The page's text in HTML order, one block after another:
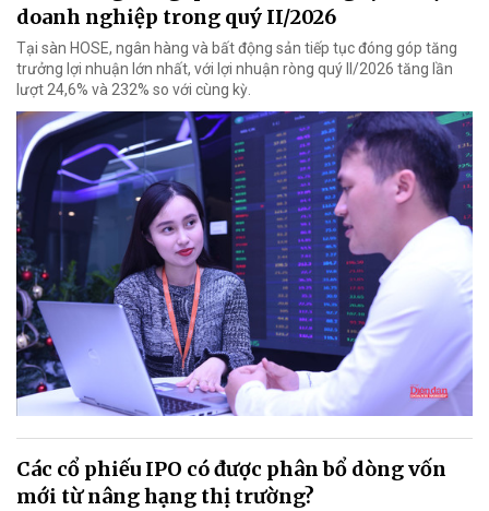
doanh nghiệp trong quý II/2026
Tại sàn HOSE, ngân hàng và bất động sản tiếp tục đóng góp tăng
trưởng lợi nhuận lớn nhất, với lợi nhuận ròng quý II/2026 tăng lần
lượt 24,6% và 232% so với cùng kỳ.
Các cổ phiếu IPO có được phân bổ dòng vốn
mới từ nâng hạng thị trường?